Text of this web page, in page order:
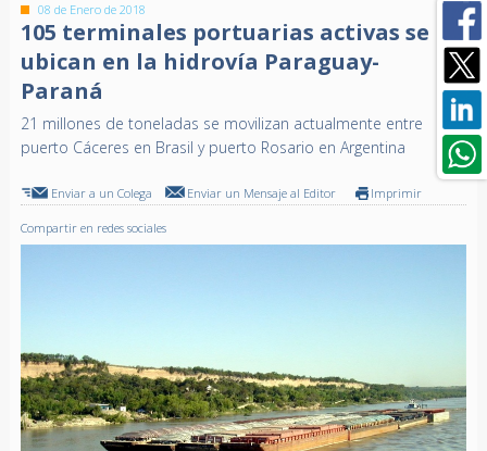
08 de Enero de 2018
105 terminales portuarias activas se
ubican en la hidrovía Paraguay-
Paraná
21 millones de toneladas se movilizan actualmente entre
puerto Cáceres en Brasil y puerto Rosario en Argentina
Enviar a un Colega Enviar un Mensaje al Editor Imprimir
Compartir en redes sociales